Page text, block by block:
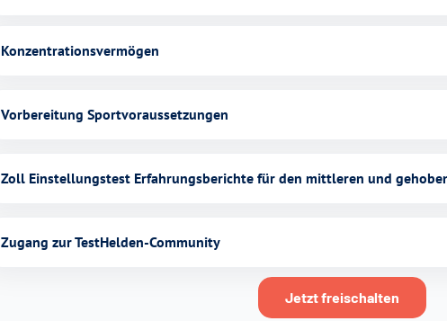
Konzentrationsvermögen
Vorbereitung Sportvoraussetzungen
Zoll Einstellungstest Erfahrungsberichte für den mittleren und
Zugang zur TestHelden-Community
Jetzt freischalten